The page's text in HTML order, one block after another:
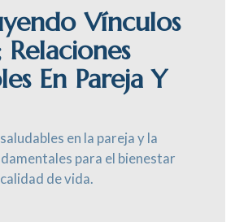
Vínculos
Relaciones
En Pareja Y
en la pareja y la
para el bienestar
de vida.